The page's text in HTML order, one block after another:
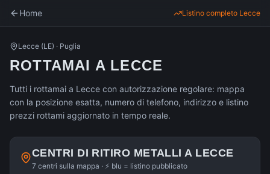
Home Listino completo Lecce
Lecce (LE) · Puglia
ROTTAMAI A LECCE
Tutti i rottamai a Lecce con autorizzazione regolare: mappa
con la posizione esatta, numero di telefono, indirizzo e listino
prezzi rottami aggiornato in tempo reale.
CENTRI DI RITIRO METALLI A LECCE
7 centri sulla mappa · ⚡ blu = listino pubblicato